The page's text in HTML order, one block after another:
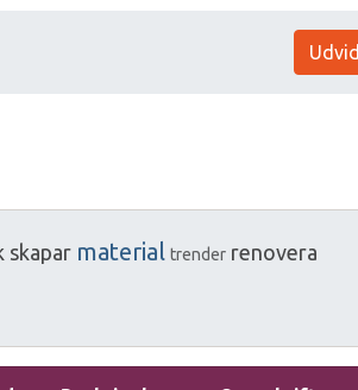
Udvid
skapar material trender renovera